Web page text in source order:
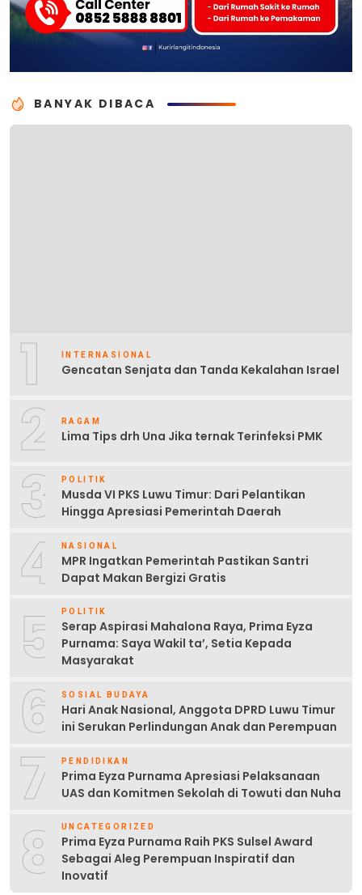
BANYAK DIBACA
1 INTERNASIONAL
Gencatan Senjata dan Tanda Kekalahan Israel
2 RAGAM
Lima Tips drh Una Jika ternak Terinfeksi PMK
3 POLITIK
Musda VI PKS Luwu Timur: Dari Pelantikan
Hingga Apresiasi Pemerintah Daerah
4 NASIONAL
MPR Ingatkan Pemerintah Pastikan Santri
Dapat Makan Bergizi Gratis
5 POLITIK
Serap Aspirasi Mahalona Raya, Prima Eyza
Purnama: Saya Wakil ta’, Setia Kepada
Masyarakat
6 SOSIAL BUDAYA
Hari Anak Nasional, Anggota DPRD Luwu Timur
ini Serukan Perlindungan Anak dan Perempuan
7 PENDIDIKAN
Prima Eyza Purnama Apresiasi Pelaksanaan
UAS dan Komitmen Sekolah di Towuti dan Nuha
8 UNCATEGORIZED
Prima Eyza Purnama Raih PKS Sulsel Award
Sebagai Aleg Perempuan Inspiratif dan
Inovatif